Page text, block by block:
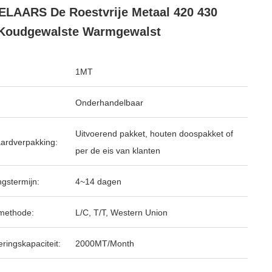
De Roestvrije Metaal 420 430
Warmgewalst
1MT
Onderhandelbaar
Uitvoerend pakket, houten doospakket of
per de eis van klanten
4~14 dagen
L/C, T/T, Western Union
2000MT/Month